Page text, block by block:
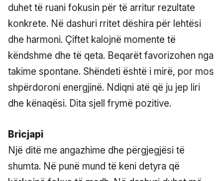
duhet të ruani fokusin për të arritur rezultate
konkrete. Në dashuri rritet dëshira për lehtësi
dhe harmoni. Çiftet kalojnë momente të
këndshme dhe të qeta. Beqarët favorizohen nga
takime spontane. Shëndeti është i mirë, por mos
shpërdoroni energjinë. Ndiqni atë që ju jep liri
dhe kënaqësi. Dita sjell frymë pozitive.
Bricjapi
Një ditë me angazhime dhe përgjegjësi të
shumta. Në punë mund të keni detyra që